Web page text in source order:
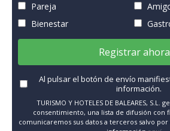
Pareja
Bienestar
Registrar ahora
Al pulsar el botón de envío
información.
TURISMO Y HOTELES DE BALEARES, S.L.
consentimiento, una lista de difusión con
comunicaremos sus datos a terceros salvo por